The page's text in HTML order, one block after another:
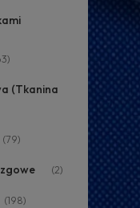
(Tkanina
(79)
(2)
(198)